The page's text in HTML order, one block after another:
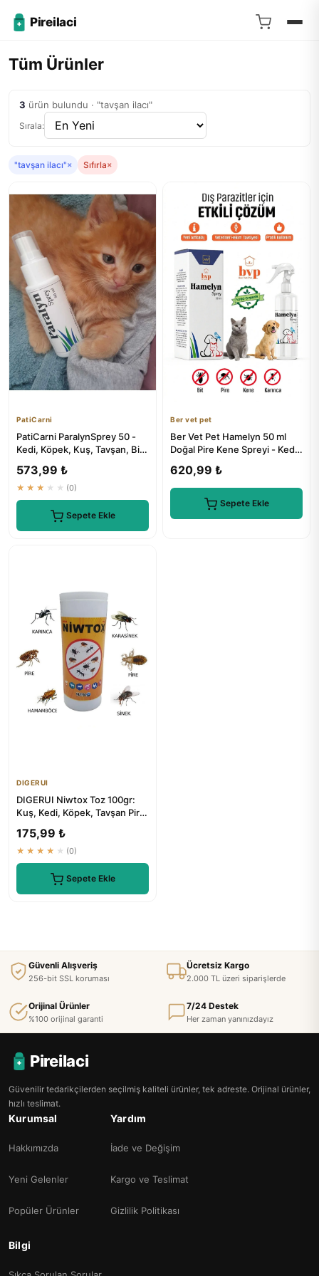
Pireilaci
Tüm Ürünler
3 ürün bulundu · "tavşan ilacı"
Sırala:
"tavşan ilacı"× Sıfırla×
PatiCarni
PatiCarni ParalynSprey 50 -
Kedi, Köpek, Kuş, Tavşan, Bit
573,99 ₺
★★★★★ (0)
Sepete Ekle
Ber vet pet
Ber Vet Pet Hamelyn 50 ml
Doğal Pire Kene Spreyi - Kedi,
620,99 ₺
Sepete Ekle
DIGERUI
DIGERUI Niwtox Toz 100gr:
Kuş, Kedi, Köpek, Tavşan Pire
175,99 ₺
★★★★★ (0)
Sepete Ekle
Güvenli Alışveriş
256-bit SSL koruması
Ücretsiz Kargo
2.000 TL üzeri siparişlerde
Orijinal Ürünler
%100 orijinal garanti
7/24 Destek
Her zaman yanınızdayız
Pireilaci
Güvenilir tedarikçilerden seçilmiş kaliteli ürünler, tek adreste. Orijinal ürünler,
hızlı teslimat.
Kurumsal
Hakkımızda
Yeni Gelenler
Popüler Ürünler
Yardım
İade ve Değişim
Kargo ve Teslimat
Gizlilik Politikası
Bilgi